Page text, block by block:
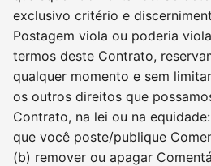
exclusivo critério e
Postagem viola ou poderia
termos deste Contrato,
qualquer momento e sem
os outros direitos que
Contrato, na lei ou na
que você poste/publique
(b) remover ou apagar